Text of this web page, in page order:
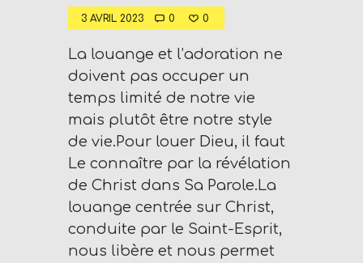
3 AVRIL 2023 0 0
La louange et l’adoration ne
doivent pas occuper un
temps limité de notre vie
mais plutôt être notre style
de vie.Pour louer Dieu, il faut
Le connaître par la révélation
de Christ dans Sa Parole.La
louange centrée sur Christ,
conduite par le Saint-Esprit,
nous libère et nous permet